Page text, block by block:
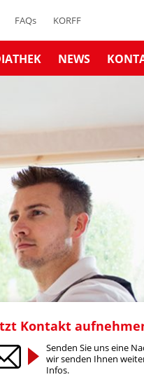
FAQs KORFF
NEWS
Kontakt
Senden Sie uns eine
wir senden Ihnen
Infos.